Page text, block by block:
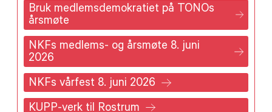
Bruk medlemsdemokratiet på TONOs
årsmøte
NKFs medlems- og årsmøte 8. juni
2026
NKFs vårfest 8. juni 2026
KUPP-verk til Rostrum